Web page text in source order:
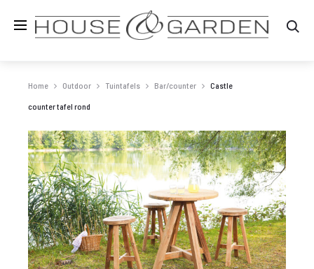
Home Outdoor Tuintafels Bar/counter Castle
counter tafel rond